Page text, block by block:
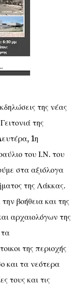
της νέας
της
1η
του Ι.Ν. του
στα αξιόλογα
της Λάκκας.
βοήθεια και της
αρχαιολόγων της
της περιοχής
και τα νεότερα
τους και τις